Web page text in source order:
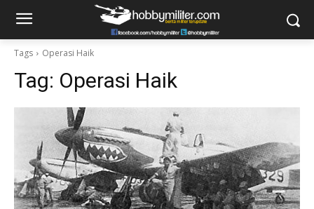
Tags Operasi Haik
Tag: Operasi Haik